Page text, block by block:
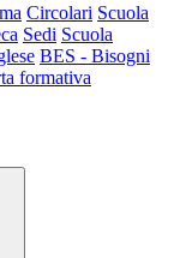
Circolari Scuola
Sedi Scuola
BES - Bisogni
formativa